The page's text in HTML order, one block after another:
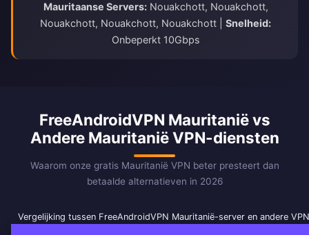
Mauritaanse Servers:Nouakchott, Nouakchott,
Nouakchott, Nouakchott, Nouakchott | Snelheid:
Onbeperkt 10Gbps
FreeAndroidVPN Mauritanië vs
Andere Mauritanië VPN-diensten
Waarom onze gratis Mauritanië VPN beter presteert dan
betaalde alternatieven in 2026
Vergelijking tussen FreeAndroidVPN Mauritanië-server en andere